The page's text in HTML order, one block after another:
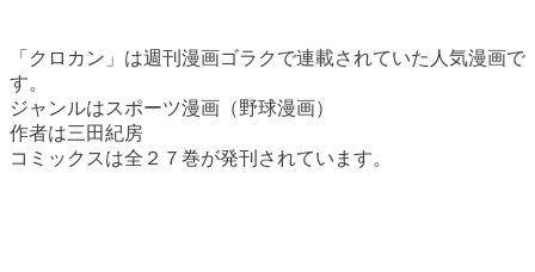
「クロカン」は週刊漫画ゴラクで連載されていた人気漫画で
す。
ジャンルはスポーツ漫画（野球漫画）
作者は三田紀房
コミックスは全２７巻が発刊されています。